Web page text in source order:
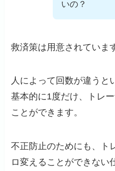
いの？
救済策は用意されていま
人によって回数が違うと
基本的に1度だけ、トレ
ことができます。
不正防止のためにも、ト
ロ変えることができない